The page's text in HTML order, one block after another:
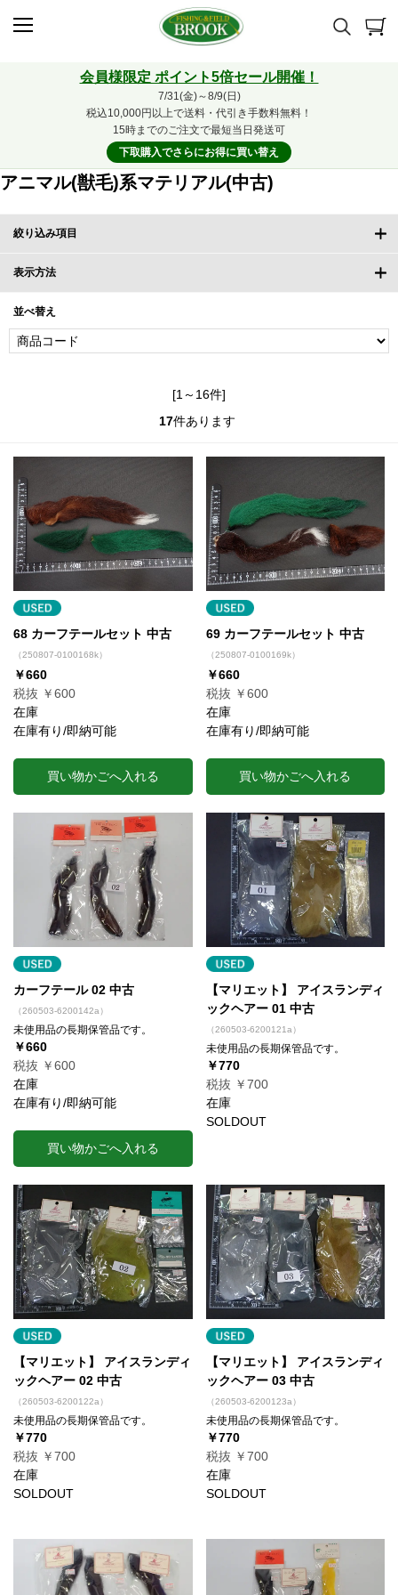
会員様限定 ポイント5倍セール開催！
7/31(金)～8/9(日)
税込10,000円以上で送料・代引き手数料無料！
15時までのご注文で最短当日発送可
下取購入でさらにお得に買い替え
アニマル(獣毛)系マテリアル(中古)
絞り込み項目
表示方法
並べ替え
[1～16件]
17件あります
68 カーフテールセット 中古
（250807-0100168k）
￥660
税抜 ￥600
在庫
在庫有り/即納可能
買い物かごへ入れる
69 カーフテールセット 中古
（250807-0100169k）
￥660
税抜 ￥600
在庫
在庫有り/即納可能
買い物かごへ入れる
カーフテール 02 中古
（260503-6200142a）
未使用品の長期保管品です。
￥660
税抜 ￥600
在庫
在庫有り/即納可能
買い物かごへ入れる
【マリエット】 アイスランディ
ックヘアー 01 中古
（260503-6200121a）
未使用品の長期保管品です。
￥770
税抜 ￥700
在庫
SOLDOUT
【マリエット】 アイスランディ
ックヘアー 02 中古
（260503-6200122a）
未使用品の長期保管品です。
￥770
税抜 ￥700
在庫
SOLDOUT
【マリエット】 アイスランディ
ックヘアー 03 中古
（260503-6200123a）
未使用品の長期保管品です。
￥770
税抜 ￥700
在庫
SOLDOUT